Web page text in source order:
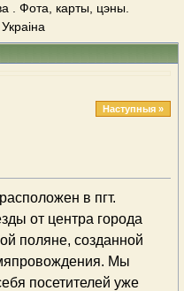
. Фота, карты, цэны.
Наступныя »
в пгт.
от центра города
поляне, созданной
Мы
посетителей уже